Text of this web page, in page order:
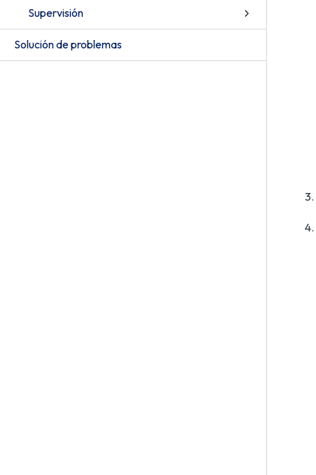
Supervisión
Solución de problemas